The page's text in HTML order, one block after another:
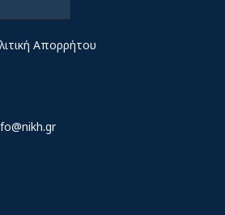
Απορρήτου